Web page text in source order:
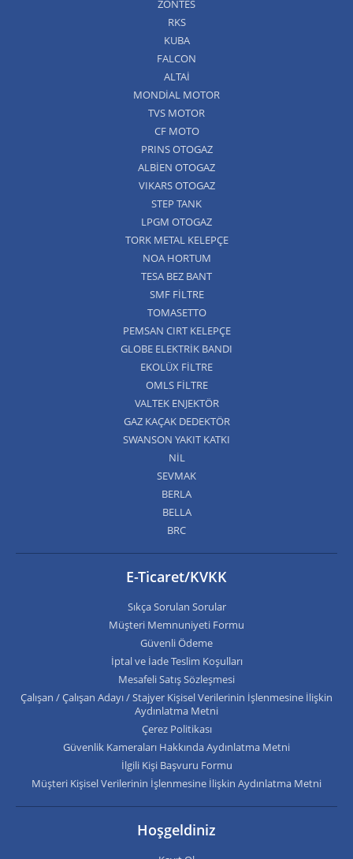
ZONTES
RKS
KUBA
FALCON
ALTAİ
MONDİAL MOTOR
TVS MOTOR
CF MOTO
PRINS OTOGAZ
ALBİEN OTOGAZ
VIKARS OTOGAZ
STEP TANK
LPGM OTOGAZ
TORK METAL KELEPÇE
NOA HORTUM
TESA BEZ BANT
SMF FİLTRE
TOMASETTO
PEMSAN CIRT KELEPÇE
GLOBE ELEKTRİK BANDI
EKOLÜX FİLTRE
OMLS FİLTRE
VALTEK ENJEKTÖR
GAZ KAÇAK DEDEKTÖR
SWANSON YAKIT KATKI
NİL
SEVMAK
BERLA
BELLA
BRC
E-Ticaret/KVKK
Sıkça Sorulan Sorular
Müşteri Memnuniyeti Formu
Güvenli Ödeme
İptal ve İade Teslim Koşulları
Mesafeli Satış Sözleşmesi
Çalışan / Çalışan Adayı / Stajyer Kişisel Verilerinin İşlenmesine İlişkin
Aydınlatma Metni
Çerez Politikası
Güvenlik Kameraları Hakkında Aydınlatma Metni
İlgili Kişi Başvuru Formu
Müşteri Kişisel Verilerinin İşlenmesine İlişkin Aydınlatma Metni
Hoşgeldiniz